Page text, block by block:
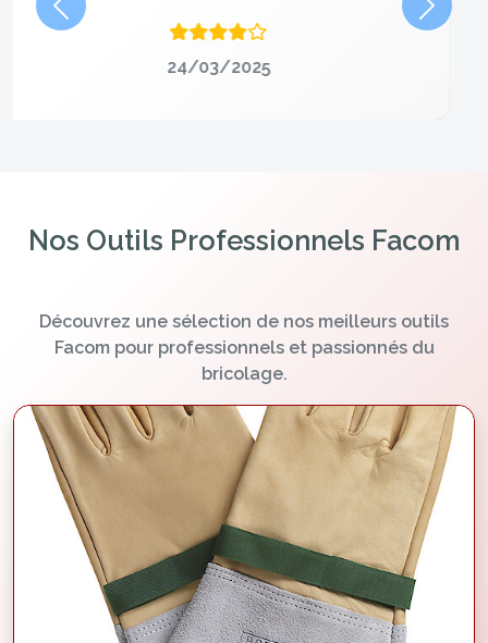
24/03/2025
Facom pour professionnels et passionnés du
bricolage.